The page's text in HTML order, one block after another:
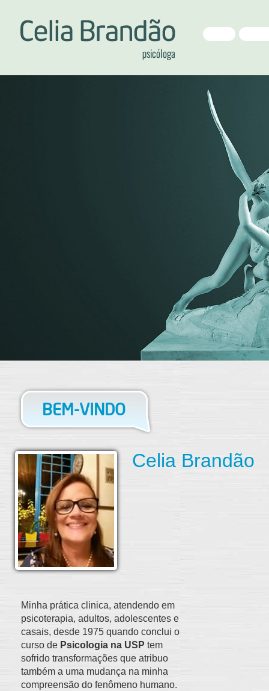
BEM-VINDO
Celia Brandão
Minha prática clinica, atendendo em
psicoterapia, adultos, adolescentes e
casais, desde 1975 quando conclui o
curso de Psicologia na USP tem
sofrido transformações que atribuo
também a uma mudança na minha
compreensão do fenômeno humano.